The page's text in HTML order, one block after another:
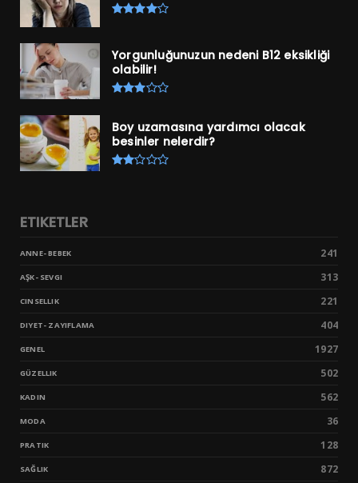
Yorgunluğunuzun nedeni B12 eksikliği
olabilir!
Boy uzamasına yardımcı olacak
besinler nelerdir?
ETIKETLER
ANNE- BEBEK 241
AŞK- SEVGI 313
CINSELLIK 221
DIYET- ZAYIFLAMA 404
GENEL 1927
GÜZELLIK 502
KADIN 562
MODA 36
PRATIK 128
SAĞLIK 872